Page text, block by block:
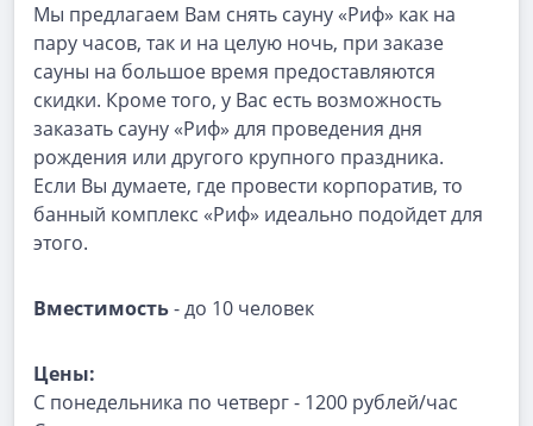
Мы предлагаем Вам снять сауну «Риф» как на
пару часов, так и на целую ночь, при заказе
сауны на большое время предоставляются
скидки. Кроме того, у Вас есть возможность
заказать сауну «Риф» для проведения дня
рождения или другого крупного праздника.
Если Вы думаете, где провести корпоратив, то
банный комплекс «Риф» идеально подойдет для
этого.
Вместимость- до 10 человек
Цены:
С понедельника по четверг - 1200 рублей/час